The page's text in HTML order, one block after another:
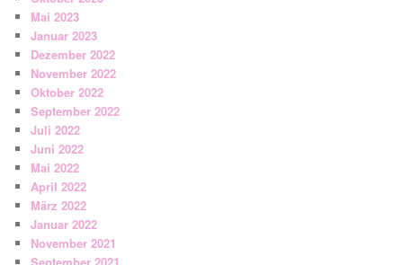
Mai 2023
Januar 2023
Dezember 2022
November 2022
Oktober 2022
September 2022
Juli 2022
Juni 2022
Mai 2022
April 2022
März 2022
Januar 2022
November 2021